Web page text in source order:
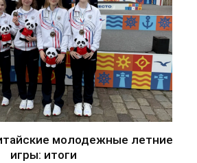
молодежные летние
игры: итоги